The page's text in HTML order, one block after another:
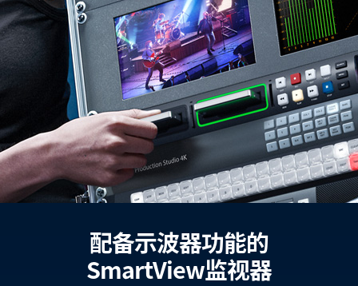
Italy
Japan
Korea
Mexico
Malaysia
Netherlands
New Zealand
Norway
配备示波器功能的
SmartView监视器